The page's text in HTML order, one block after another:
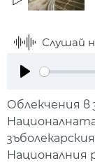
Слушай
Облекчения
Националния